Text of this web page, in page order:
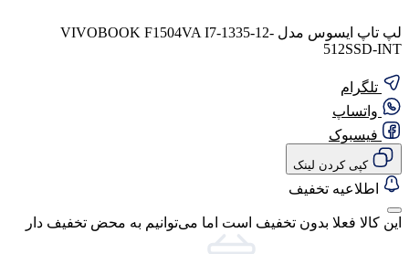
لپ تاپ ایسوس مدل VIVOBOOK F1504VA I7-1335-12-
512SSD-INT
تلگرام
واتساپ
فیسبوک
کپی کردن لینک
اطلاعیه تخفیف
این کالا فعلا بدون تخفیف است اما می‌توانیم به محض تخفیف دار